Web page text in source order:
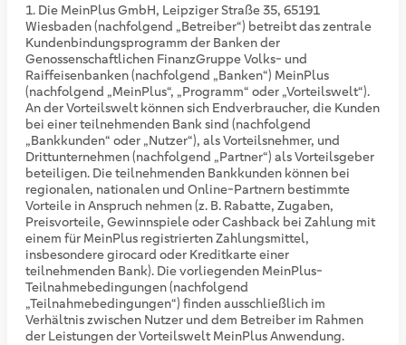
Die MeinPlus GmbH, Leipziger Straße 35, 65191
Wiesbaden (nachfolgend „Betreiber“) betreibt das zentrale
Kundenbindungsprogramm der Banken der
Genossenschaftlichen FinanzGruppe Volks- und
Raiffeisenbanken (nachfolgend „Banken“) MeinPlus
(nachfolgend „MeinPlus“, „Programm“ oder „Vorteilswelt“).
An der Vorteilswelt können sich Endverbraucher, die Kunden
bei einer teilnehmenden Bank sind (nachfolgend
„Bankkunden“ oder „Nutzer“), als Vorteilsnehmer, und
Drittunternehmen (nachfolgend „Partner“) als Vorteilsgeber
beteiligen. Die teilnehmenden Bankkunden können bei
regionalen, nationalen und Online-Partnern bestimmte
Vorteile in Anspruch nehmen (z. B. Rabatte, Zugaben,
Preisvorteile, Gewinnspiele oder Cashback bei Zahlung mit
einem für MeinPlus registrierten Zahlungsmittel,
insbesondere girocard oder Kreditkarte einer
teilnehmenden Bank). Die vorliegenden MeinPlus-
Teilnahmebedingungen (nachfolgend
„Teilnahmebedingungen“) finden ausschließlich im
Verhältnis zwischen Nutzer und dem Betreiber im Rahmen
der Leistungen der Vorteilswelt MeinPlus Anwendung.